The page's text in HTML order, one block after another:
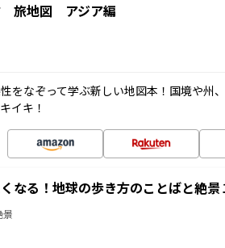
旅地図 アジア編
をなぞって学ぶ新しい地図本！国境や州
イキ！
なる！地球の歩き方のことばと絶景
景